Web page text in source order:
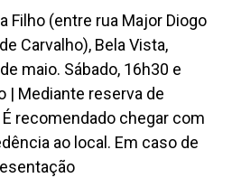
Filho (entre rua Major Diogo
Carvalho), Bela Vista,
maio. Sábado, 16h30 e
| Mediante reserva de
recomendado chegar com
ao local. Em caso de